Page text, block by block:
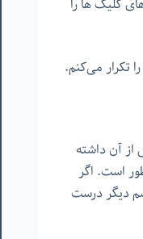
کلیک ها را
تکرار می‌کنم.
آن داشته
است. اگر
دیگر درست